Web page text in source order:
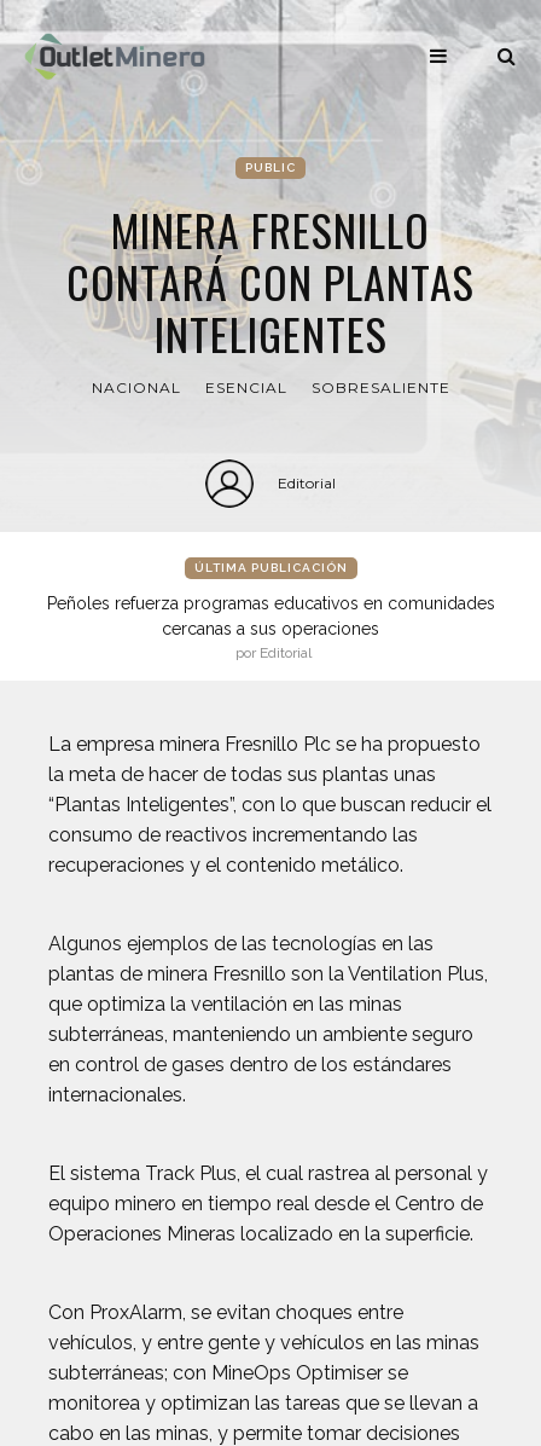
PUBLIC
MINERA FRESNILLO
CONTARÁ CON PLANTAS
INTELIGENTES
NACIONAL ESENCIAL SOBRESALIENTE
Editorial
ÚLTIMA PUBLICACIÓN
Peñoles refuerza programas educativos en comunidades
cercanas a sus operaciones
por Editorial
La empresa minera Fresnillo Plc se ha propuesto
la meta de hacer de todas sus plantas unas
“Plantas Inteligentes”, con lo que buscan reducir el
consumo de reactivos incrementando las
recuperaciones y el contenido metálico.
Algunos ejemplos de las tecnologías en las
plantas de minera Fresnillo son la Ventilation Plus,
que optimiza la ventilación en las minas
subterráneas, manteniendo un ambiente seguro
en control de gases dentro de los estándares
internacionales.
El sistema Track Plus, el cual rastrea al personal y
equipo minero en tiempo real desde el Centro de
Operaciones Mineras localizado en la superficie.
Con ProxAlarm, se evitan choques entre
vehículos, y entre gente y vehículos en las minas
subterráneas; con MineOps Optimiser se
monitorea y optimizan las tareas que se llevan a
cabo en las minas, y permite tomar decisiones